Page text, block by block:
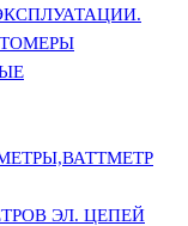
ЭЛ. ЦЕПЕЙ